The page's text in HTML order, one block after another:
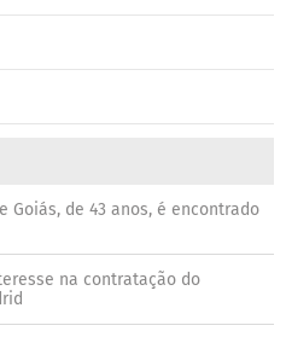
Goiás, de 43 anos, é encontrado
na contratação do